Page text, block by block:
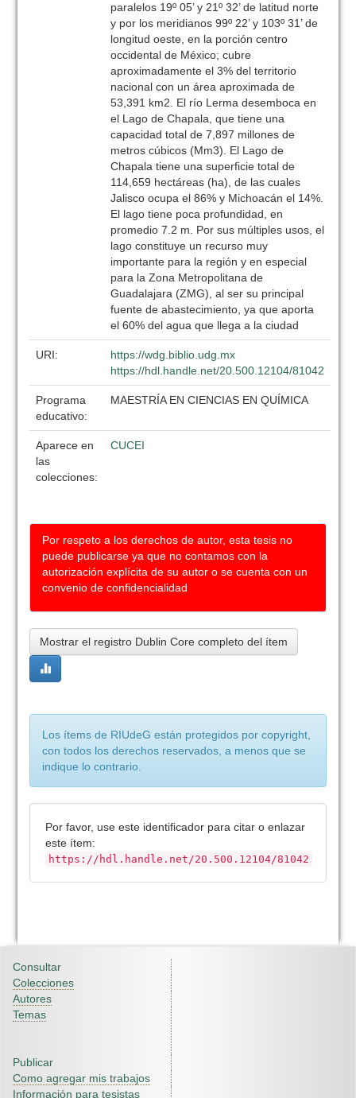
paralelos 19º 05’ y 21º 32’ de latitud norte
y por los meridianos 99º 22’ y 103º 31’ de
longitud oeste, en la porción centro
occidental de México; cubre
aproximadamente el 3% del territorio
nacional con un área aproximada de
53,391 km2. El río Lerma desemboca en
el Lago de Chapala, que tiene una
capacidad total de 7,897 millones de
metros cúbicos (Mm3). El Lago de
Chapala tiene una superficie total de
114,659 hectáreas (ha), de las cuales
Jalisco ocupa el 86% y Michoacán el 14%.
El lago tiene poca profundidad, en
promedio 7.2 m. Por sus múltiples usos, el
lago constituye un recurso muy
importante para la región y en especial
para la Zona Metropolitana de
Guadalajara (ZMG), al ser su principal
fuente de abastecimiento, ya que aporta
el 60% del agua que llega a la ciudad
URI:
https://wdg.biblio.udg.mx
https://hdl.handle.net/20.500.12104/81042
Programa
educativo:
MAESTRÍA EN CIENCIAS EN QUÍMICA
Aparece en
las
colecciones:
CUCEI
Por respeto a los derechos de autor, esta tesis no
puede publicarse ya que no contamos con la
autorización explícita de su autor o se cuenta con un
convenio de confidencialidad
Mostrar el registro Dublin Core completo del ítem
Los ítems de RIUdeG están protegidos por copyright,
con todos los derechos reservados, a menos que se
indique lo contrario.
Por favor, use este identificador para citar o enlazar
este ítem:
https://hdl.handle.net/20.500.12104/81042
Consultar
Colecciones
Autores
Temas
Publicar
Como agregar mis trabajos
Información para tesistas